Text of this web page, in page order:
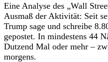
Eine Analyse des „Wall
Ausmaß der Aktivität: Seit
Trump sage und schreibe
gepostet. In mindestens 44
Dutzend Mal oder mehr –
morgens.